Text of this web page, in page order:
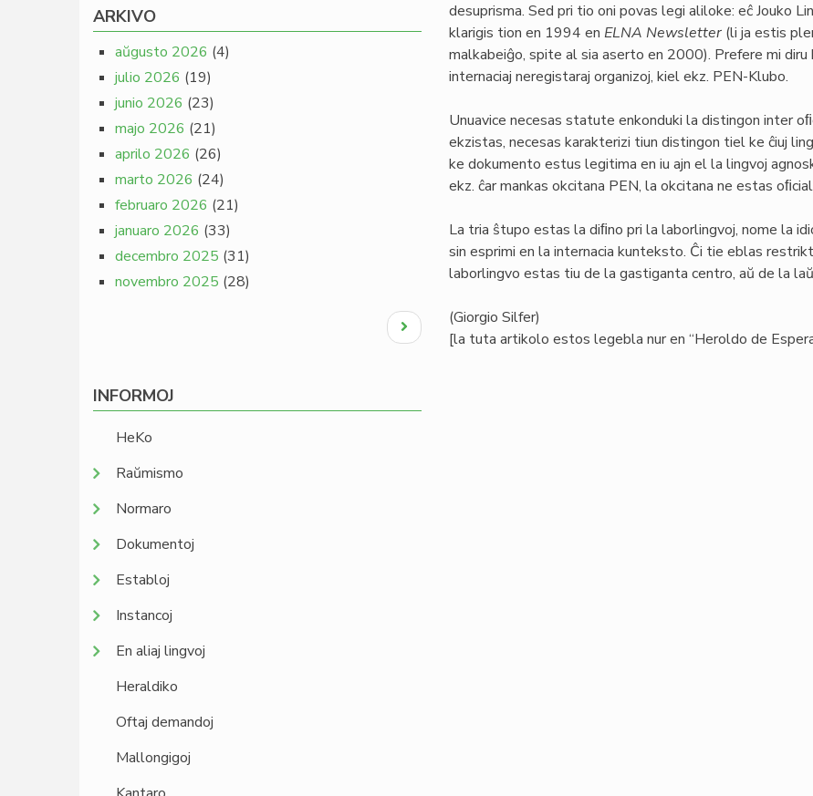
desuprisma. Sed pri tio oni povas legi aliloke: eĉ Jouko
klarigis tion en 1994 en ELNA Newsletter (li ja estis
malkabeiĝo, spite al sia aserto en 2000). Prefere mi
internaciaj neregistaraj organizoj, kiel ekz. PEN-Klubo.
Unuavice necesas statute enkonduki la distingon inter
ekzistas, necesas karakterizi tiun distingon tiel ke ĉiuj
ke dokumento estus legitima en iu ajn el la lingvoj
ekz. ĉar mankas okcitana PEN, la okcitana ne estas
La tria ŝtupo estas la diﬁno pri la laborlingvoj, nome la
sin esprimi en la internacia kunteksto. Ĉi tie eblas
laborlingvo estas tiu de la gastiganta centro, aŭ de la
(Giorgio Silfer)
[la tuta artikolo estos legebla nur en “Heroldo de
ARKIVO
aŭgusto 2026 (4)
julio 2026 (19)
junio 2026 (23)
majo 2026 (21)
aprilo 2026 (26)
marto 2026 (24)
februaro 2026 (21)
januaro 2026 (33)
decembro 2025 (31)
novembro 2025 (28)
Next
page
INFORMOJ
HeKo
Raŭmismo
Normaro
Dokumentoj
Establoj
Instancoj
En aliaj lingvoj
Heraldiko
Oftaj demandoj
Mallongigoj